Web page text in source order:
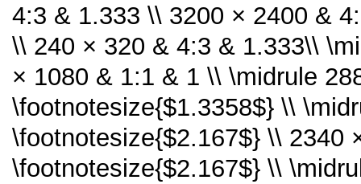
4:3 & 1.333 \\ 3200 × 2400 &
\\ 240 × 320 & 4:3 & 1.333\\
× 1080 & 1:1 & 1 \\ \midrule
\footnotesize{$1.3358$} \\
\footnotesize{$2.167$} \\ 2340
\footnotesize{$2.167$} \\